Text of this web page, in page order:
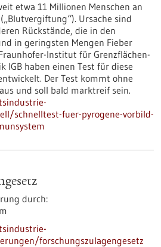
etwa 11 Millionen Menschen an
Ursache sind
Rückstände, die in den
in geringsten Mengen Fieber
Institut für Grenzflächen-
IGB haben einen Test für diese
Der Test kommt ohne
und soll bald marktreif sein.
schnelltest-fuer-pyrogene-vorbild-
durch:
forschungszulagengesetz